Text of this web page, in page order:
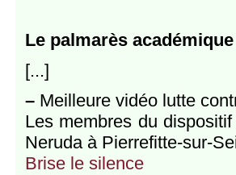
Le palmarès
[...]
–Meilleure vidéo lutte
Les membres du
Neruda à Pierrefitte-sur-
Brise le silence